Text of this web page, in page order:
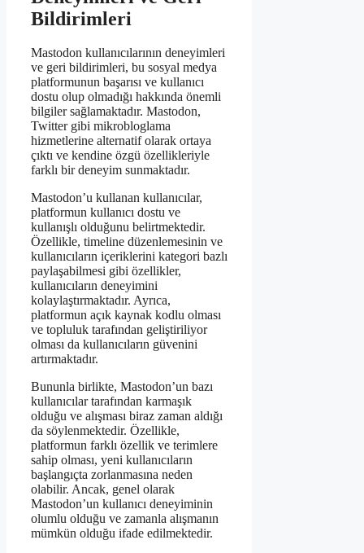
Bildirimleri
Mastodon kullanıcılarının deneyimleri
ve geri bildirimleri, bu sosyal medya
platformunun başarısı ve kullanıcı
dostu olup olmadığı hakkında önemli
bilgiler sağlamaktadır. Mastodon,
Twitter gibi mikrobloglama
hizmetlerine alternatif olarak ortaya
çıktı ve kendine özgü özellikleriyle
farklı bir deneyim sunmaktadır.
Mastodon’u kullanan kullanıcılar,
platformun kullanıcı dostu ve
kullanışlı olduğunu belirtmektedir.
Özellikle, timeline düzenlemesinin ve
kullanıcıların içeriklerini kategori bazlı
paylaşabilmesi gibi özellikler,
kullanıcıların deneyimini
kolaylaştırmaktadır. Ayrıca,
platformun açık kaynak kodlu olması
ve topluluk tarafından geliştiriliyor
olması da kullanıcıların güvenini
artırmaktadır.
Bununla birlikte, Mastodon’un bazı
kullanıcılar tarafından karmaşık
olduğu ve alışması biraz zaman aldığı
da söylenmektedir. Özellikle,
platformun farklı özellik ve terimlere
sahip olması, yeni kullanıcıların
başlangıçta zorlanmasına neden
olabilir. Ancak, genel olarak
Mastodon’un kullanıcı deneyiminin
olumlu olduğu ve zamanla alışmanın
mümkün olduğu ifade edilmektedir.